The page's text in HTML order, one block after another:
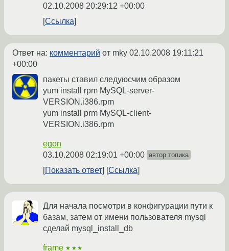
02.10.2008 20:29:12 +00:00
Ссылка
Ответ на: комментарий от mky 02.10.2008 19:11:21
+00:00
пакеты ставил следуюсчим образом
yum install rpm MySQL-server-
VERSION.i386.rpm
yum install prm MySQL-client-
VERSION.i386.rpm
egon
03.10.2008 02:19:01 +00:00 автор топика
Показать ответ Ссылка
Для начала посмотри в конфигурации пути к
базам, затем от имени пользователя mysql
сделай mysql_install_db
frame ★★★